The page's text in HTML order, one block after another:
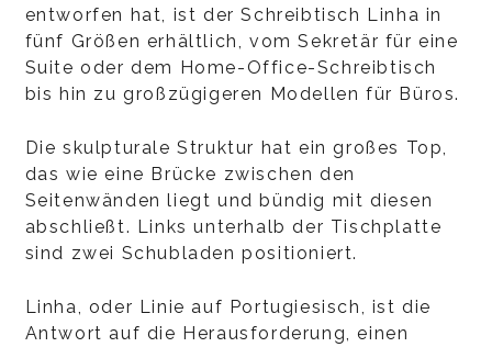
entworfen hat, ist der Schreibtisch Linha in
fünf Größen erhältlich, vom Sekretär für eine
Suite oder dem Home-Office-Schreibtisch
bis hin zu großzügigeren Modellen für Büros.
Die skulpturale Struktur hat ein großes Top,
das wie eine Brücke zwischen den
Seitenwänden liegt und bündig mit diesen
abschließt. Links unterhalb der Tischplatte
sind zwei Schubladen positioniert.
Linha, oder Linie auf Portugiesisch, ist die
Antwort auf die Herausforderung, einen